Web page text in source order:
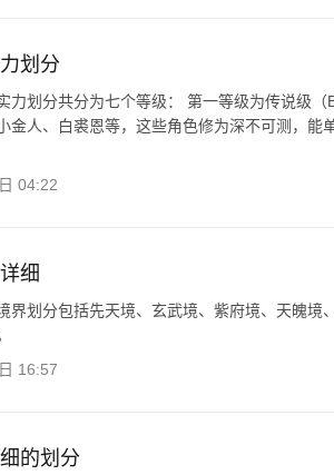
划分
力划分共分为七个等级： 第一等级为传说级（
金人、白裘恩等，这些角色修为深不可测，能
04:22
细
界划分包括先天境、玄武境、紫府境、天魄境
16:57
的划分